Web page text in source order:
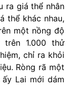
ra giá thể nhân
thể khác nhau,
một nồng độ
trên 1.000 thử
chỉ ra khỏi
Ròng rã một
Lai mới dám